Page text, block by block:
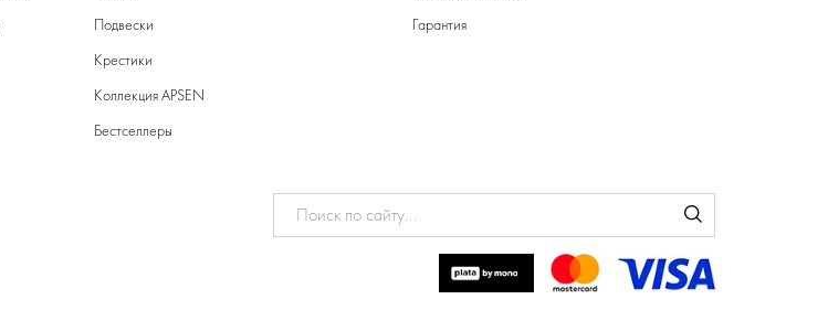
Подвески
Крестики
Коллекция APSEN
Бестселлеры
Гарантия